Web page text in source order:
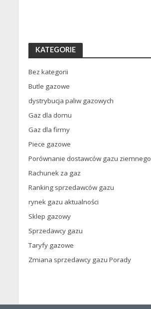
KATEGORIE
Bez kategorii
Butle gazowe
dystrybucja paliw gazowych
Gaz dla domu
Gaz dla firmy
Piece gazowe
Porównanie dostawców gazu ziemnego
Rachunek za gaz
Ranking sprzedawców gazu
rynek gazu aktualności
Sklep gazowy
Sprzedawcy gazu
Taryfy gazowe
Zmiana sprzedawcy gazu Porady